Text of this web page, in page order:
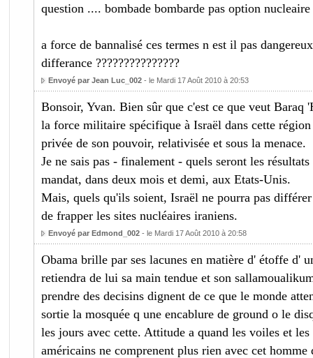
question .... bombade bombarde pas option nucleaire
a force de bannalisé ces termes n est il pas
differance ???????????????
Envoyé par Jean Luc_002- le Mardi 17 Août 2010 à 20:53
Bonsoir, Yvan. Bien sûr que c'est ce que veut Baraq
la force militaire spécifique à Israël dans cette
privée de son pouvoir, relativisée et sous la menace.
Je ne sais pas - finalement - quels seront les
mandat, dans deux mois et demi, aux Etats-Unis.
Mais, quels qu'ils soient, Israël ne pourra pas
de frapper les sites nucléaires iraniens.
Envoyé par Edmond_002- le Mardi 17 Août 2010 à 20:58
Obama brille par ses lacunes en matière d' étoffe d'
retiendra de lui sa main tendue et son
prendre des decisins dignent de ce que le monde
sortie la mosquée q une encablure de ground o le
les jours avec cette. Attitude a quand les voiles et les
américains ne comprenent plus rien avec cet homme